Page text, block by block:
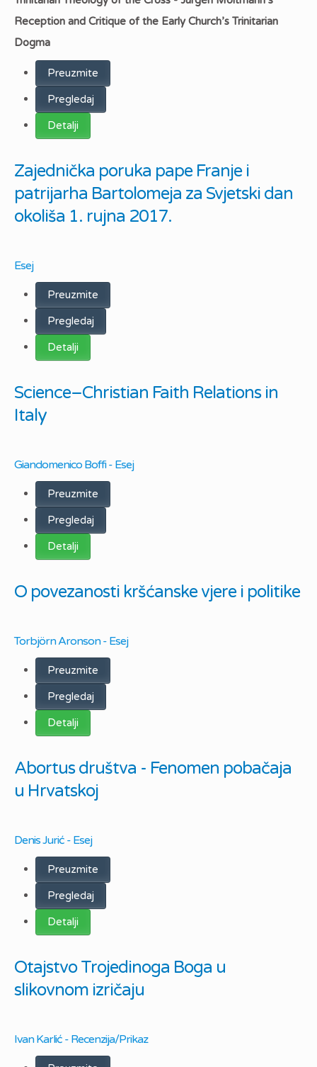
Reception and Critique of the Early Church’s Trinitarian
Dogma
Preuzmite
Pregledaj
Detalji
Zajednička poruka pape Franje i
patrijarha Bartolomeja za Svjetski dan
okoliša 1. rujna 2017.
Esej
Preuzmite
Pregledaj
Detalji
Science–Christian Faith Relations in
Italy
Giandomenico Boffi - Esej
Preuzmite
Pregledaj
Detalji
O povezanosti kršćanske vjere i politike
Torbjörn Aronson - Esej
Preuzmite
Pregledaj
Detalji
Abortus društva - Fenomen pobačaja
u Hrvatskoj
Denis Jurić - Esej
Preuzmite
Pregledaj
Detalji
Otajstvo Trojedinoga Boga u
slikovnom izričaju
Ivan Karlić - Recenzija/Prikaz